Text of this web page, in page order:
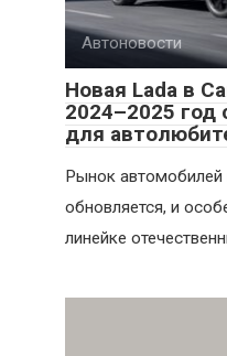
Автоновости
Новая Lada в
2024–2025
для
Рынок автомобилей
обновляется, и
линейке